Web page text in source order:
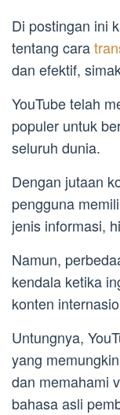
Di postingan ini
tentang cara
dan efektif,
YouTube telah
populer untuk
seluruh dunia.
Dengan jutaan
pengguna
jenis informasi,
Namun,
kendala ketika
konten
Untungnya,
yang
dan memahami
bahasa asli